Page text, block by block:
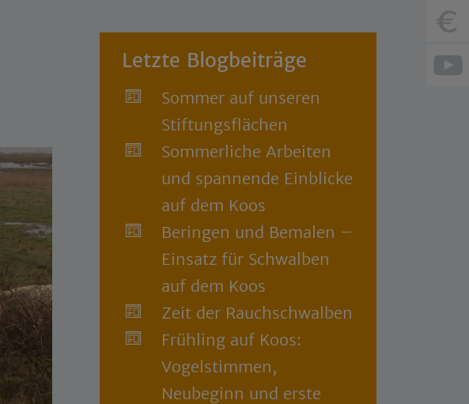
Letzte Blogbeiträge
Sommer auf unseren
Stiftungsflächen
Sommerliche Arbeiten
und spannende Einblicke
auf dem Koos
Beringen und Bemalen –
Einsatz für Schwalben
auf dem Koos
Zeit der Rauchschwalben
Frühling auf Koos:
Vogelstimmen,
Neubeginn und erste